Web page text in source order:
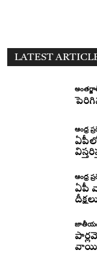
LATEST
ఆంధ్ర
ఆంధ్ర
ఏపీ